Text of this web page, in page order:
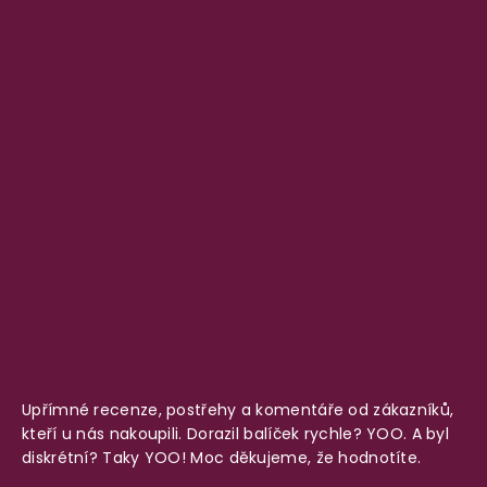
Upřímné recenze, postřehy a komentáře od zákazníků,
kteří u nás nakoupili. Dorazil balíček rychle? YOO. A byl
diskrétní? Taky YOO! Moc děkujeme, že hodnotíte.